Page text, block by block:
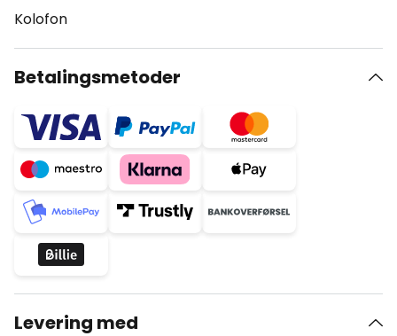
Kolofon
Betalingsmetoder
Levering med